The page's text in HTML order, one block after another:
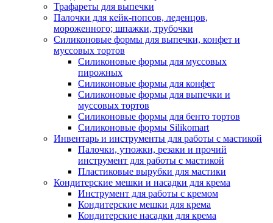
Трафареты для выпечки
Палочки для кейк-попсов, леденцов,
мороженного; шпажки, трубочки
Силиконовые формы для выпечки, конфет и
муссовых тортов
Силиконовые формы для муссовых
пирожных
Силиконовые формы для конфет
Силиконовые формы для выпечки и
муссовых тортов
Силиконовые формы для бенто тортов
Силиконовые формы Silikomart
Инвентарь и инструменты для работы с мастикой
Палочки, утюжки, резаки и прочий
инструмент для работы с мастикой
Пластиковые вырубки для мастики
Кондитерские мешки и насадки для крема
Инструмент для работы с кремом
Кондитерские мешки для крема
Кондитерские насадки для крема